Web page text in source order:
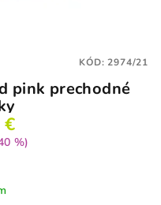
pink prechodné
€
%)
KÓD:2974/21